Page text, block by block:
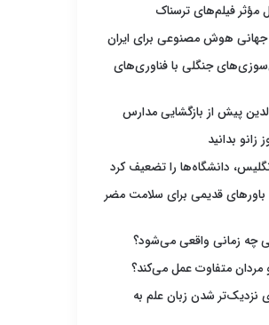
فیلم‌های ترسناک
جنگلی با فناوری‌های
زانو بدانید
دانشگاه‌ها را تضعیف کرد
باورهای قدیمی برای سلامت مضر
زمانی واقعی می‌شود؟
مردان متفاوت عمل می‌کند؟
نزدیک‌تر شدن زبان علم به